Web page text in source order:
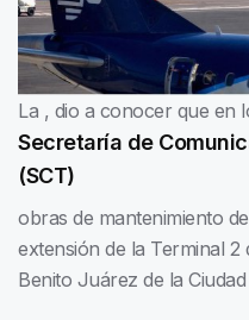
La
Secretaría de
(SCT)
, dio a conocer que en
obras de mantenimiento
extensión de la Terminal
Benito Juárez de la